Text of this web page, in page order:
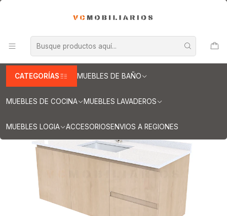
CATEGORÍAS MUEBLES DE BAÑO
MUEBLES DE COCINA MUEBLES LAVADEROS
MUEBLES LOGIA ACCESORIOSENVIOS A REGIONES
Muebles vanitorio aereo - simple
Mueble vanitorios aereo - simple de cuarzo
Muebles vanitorios aereo simple cuarzo / 120 cm
Mueble vanitorio aereo simple de 120cm M2-1238-A / Rustico